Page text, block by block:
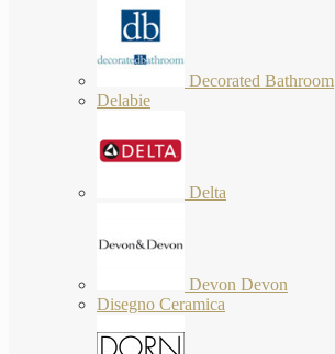
Decorated Bathroom
Delabie
Delta
Devon Devon
Disegno Ceramica